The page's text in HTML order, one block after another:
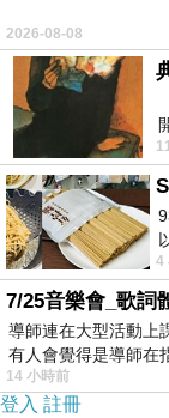
行李箱/旅遊
開箱文.優缺
最後選擇在
包-黑色-
遇到詐騙集團
更多資料、
2026-08-08
4
7/25音樂會_歌詞
導師連在大型活動上
有人會覺得是導師在
14 小時前
登入 註冊